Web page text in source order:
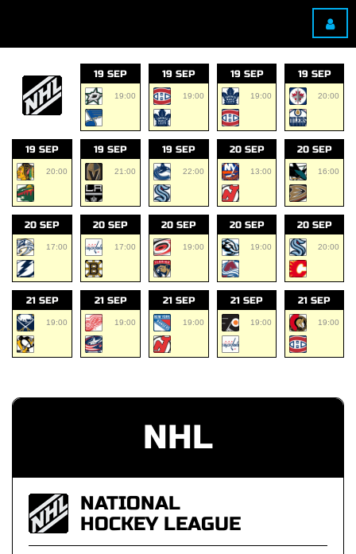
19 SEP
19:00
19 SEP
19:00
19 SEP
19:00
19 SEP
20:00
19 SEP
20:00
19 SEP
21:00
19 SEP
22:00
20 SEP
13:00
20 SEP
16:00
20 SEP
17:00
20 SEP
17:00
20 SEP
19:00
20 SEP
19:00
20 SEP
20:00
21 SEP
19:00
21 SEP
19:00
21 SEP
19:00
21 SEP
19:00
21 SEP
19:00
NHL
NATIONAL
HOCKEY LEAGUE